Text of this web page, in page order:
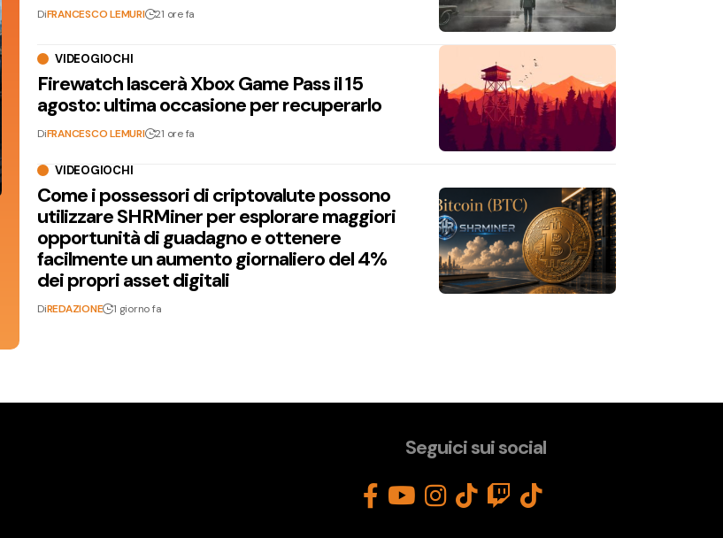
DiFRANCESCO LEMURI 21 ore fa
VIDEOGIOCHI
Firewatch lascerà Xbox Game Pass il 15
agosto: ultima occasione per recuperarlo
DiFRANCESCO LEMURI 21 ore fa
VIDEOGIOCHI
Come i possessori di criptovalute possono
utilizzare SHRMiner per esplorare maggiori
opportunità di guadagno e ottenere
facilmente un aumento giornaliero del 4%
dei propri asset digitali
DiREDAZIONE 1 giorno fa
Seguici sui social